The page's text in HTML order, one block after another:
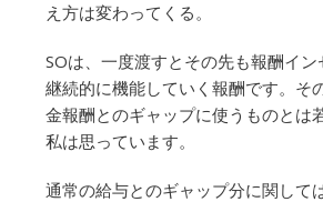
え方は変わってくる。
SOは、一度渡すとその先も報酬イ
継続的に機能していく報酬です。そ
金報酬とのギャップに使うものとは
私は思っています。
通常の給与とのギャップ分に関して